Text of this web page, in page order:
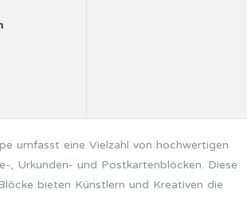
umfasst eine Vielzahl von hochwertigen
, Urkunden- und Postkartenblöcken. Diese
bieten Künstlern und Kreativen die